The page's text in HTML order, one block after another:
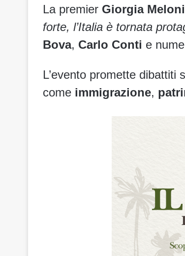
La premier Giorgia Meloni
forte, l’Italia è tornata
Bova, Carlo Conti e
L’evento promette dibattiti
come immigrazione,